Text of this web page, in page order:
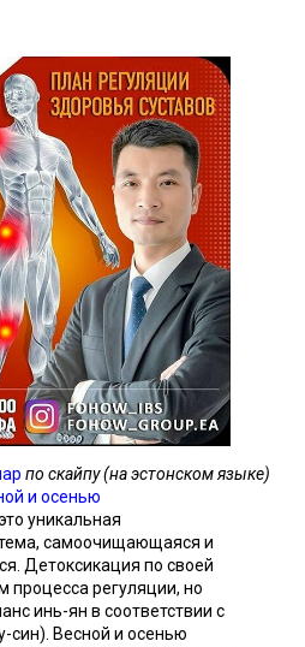
по скайпу (на эстонском языке)
и осенью
уникальная
самоочищающаяся и
Детоксикация по своей
процесса регуляции, но
инь-ян в соответствии с
син). Весной и осенью